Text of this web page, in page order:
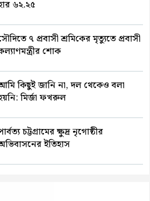
৬২.২৫
৭ প্রবাসী শ্রমি‌কের মৃত্যুতে প্রবাসী
শোক
কিছুই জানি না, দল থেকেও বলা
মির্জা ফখরুল
চট্টগ্রামের ক্ষুদ্র নৃগোষ্ঠীর
ইতিহাস